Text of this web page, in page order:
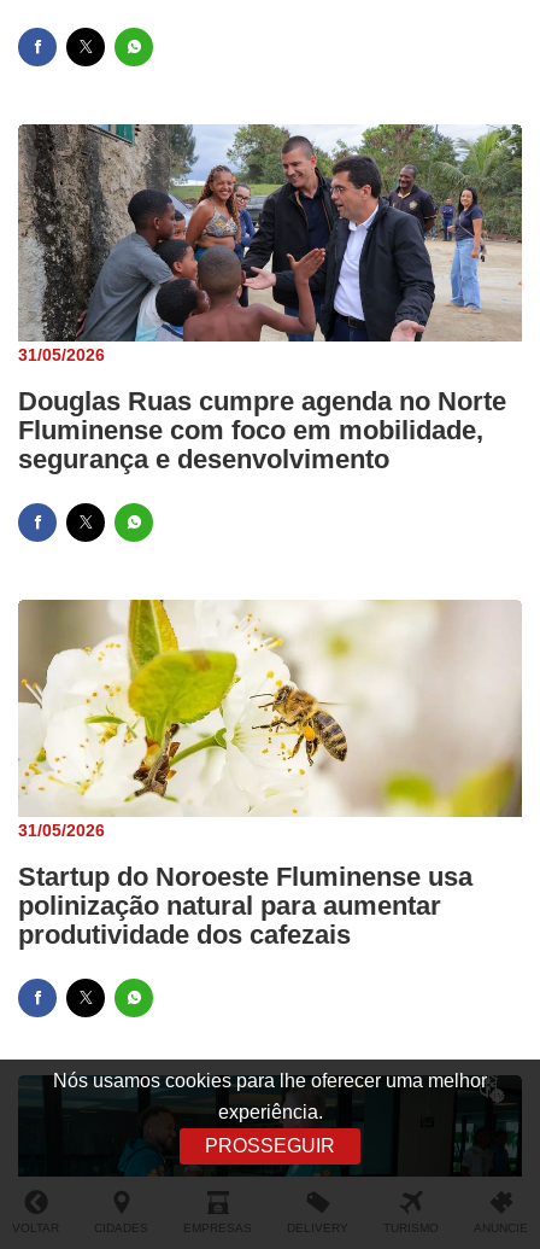
Nós usamos cookies para lhe oferecer uma melhor
experiência.
PROSSEGUIR
31/05/2026
Douglas Ruas cumpre agenda no Norte
Fluminense com foco em mobilidade,
segurança e desenvolvimento
31/05/2026
Startup do Noroeste Fluminense usa
polinização natural para aumentar
produtividade dos cafezais
VOLTAR CIDADES EMPRESAS DELIVERY TURISMO ANUNCIE